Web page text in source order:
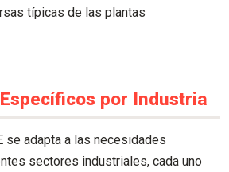
típicas de las plantas
por Industria
se adapta a las necesidades
sectores industriales, cada uno